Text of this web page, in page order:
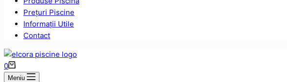
Prețuri Piscine
Informații Utile
Contact
Coș
de
0
Meniu